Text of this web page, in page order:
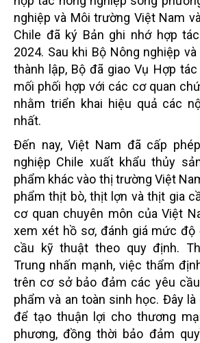
nghiệp và Môi trường Việt Nam
Chile đã ký Bản ghi nhớ hợp
2024. Sau khi Bộ Nông nghiệp
thành lập, Bộ đã giao Vụ Hợp
mối phối hợp với các cơ quan
nhằm triển khai hiệu quả các
nhất.
Đến nay, Việt Nam đã cấp
nghiệp Chile xuất khẩu thủy
phẩm khác vào thị trường Việt
phẩm thịt bò, thịt lợn và thịt gia
cơ quan chuyên môn của Việt
xem xét hồ sơ, đánh giá mức độ
cầu kỹ thuật theo quy định.
Trung nhấn mạnh, việc thẩm
trên cơ sở bảo đảm các yêu
phẩm và an toàn sinh học. Đây
để tạo thuận lợi cho thương
phương, đồng thời bảo đảm